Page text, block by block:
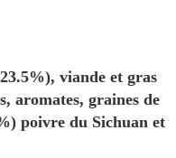
viande et gras
aromates, graines de
poivre du Sichuan et